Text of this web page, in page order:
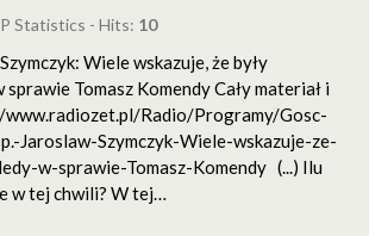
Statistics - Hits: 10
Wiele wskazuje, że były
sprawie Tomasz Komendy Cały materiał i
Radio/Programy/Gosc-
Jaroslaw-Szymczyk-Wiele-wskazuje-ze-
w-sprawie-Tomasz-Komendy (...) Ilu
w tej chwili? W tej…